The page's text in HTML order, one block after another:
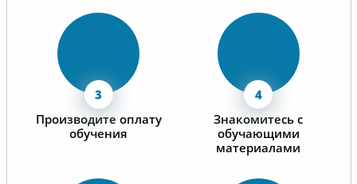
Производите оплату
обучения
Знакомитесь с
обучающими
материалами